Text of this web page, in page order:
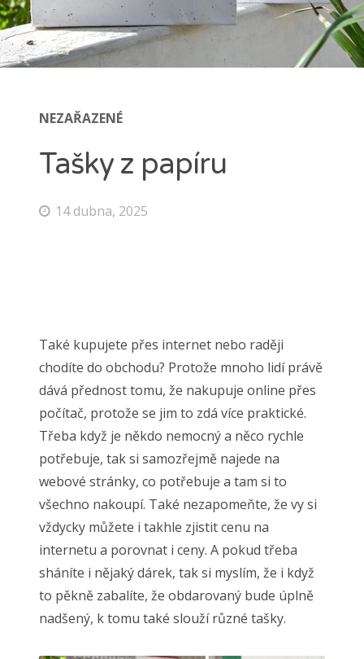
NEZAŘAZENÉ
Tašky z papíru
14 dubna, 2025
Také kupujete přes internet nebo raději
chodíte do obchodu? Protože mnoho lidí právě
dává přednost tomu, že nakupuje online přes
počítač, protože se jim to zdá více praktické.
Třeba když je někdo nemocný a něco rychle
potřebuje, tak si samozřejmě najede na
webové stránky, co potřebuje a tam si to
všechno nakoupí. Také nezapomeňte, že vy si
vždycky můžete i takhle zjistit cenu na
internetu a porovnat i ceny. A pokud třeba
sháníte i nějaký dárek, tak si myslím, že i když
to pěkně zabalíte, že obdarovaný bude úplně
nadšený, k tomu také slouží různé tašky.